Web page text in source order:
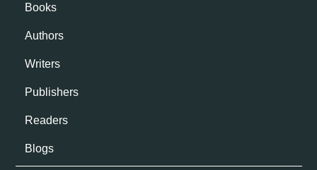
Books
Authors
Writers
Publishers
Readers
Blogs